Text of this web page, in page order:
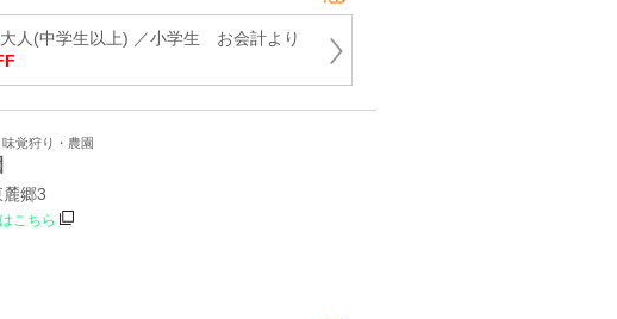
人(中学生以上) ／小学生 お会計より
覚狩り・農園
郷3
こちら